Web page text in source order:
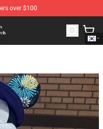
over $100
Best Store of Mickey